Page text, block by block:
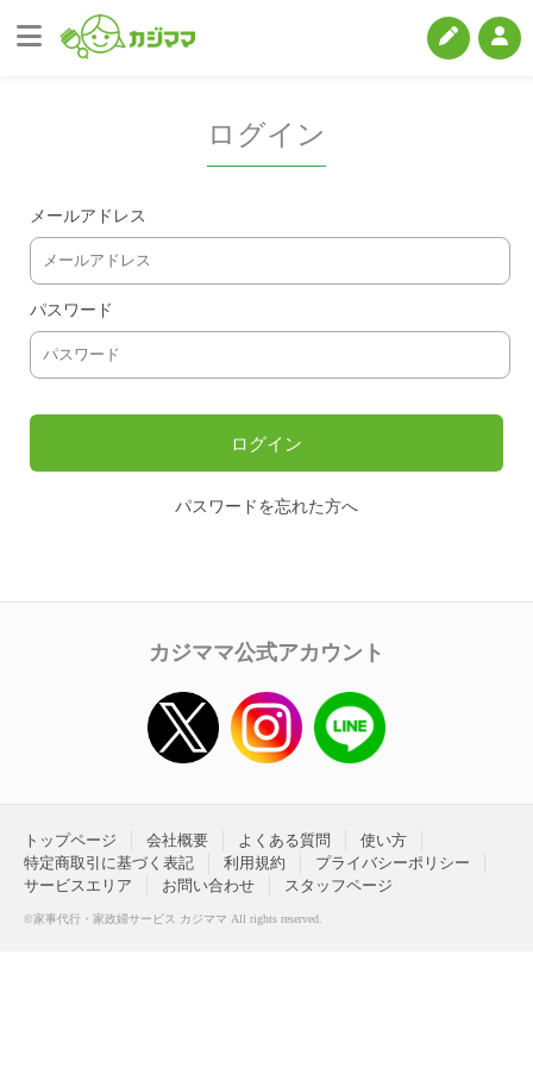
ログイン
メールアドレス
パスワード
パスワードを忘れた方へ
カジママ公式アカウント
トップページ 会社概要 よくある質問
使い方
特定商取引に基づく表記
利用規約
プライバシーポリシー
サービスエリア
お問い合わせ スタッフページ
©家事代行・家政婦サービス カジママ All rights reserved.